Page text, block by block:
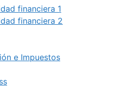
financiera 1
financiera 2
e Impuestos